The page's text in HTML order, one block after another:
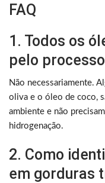
FAQ
1. Todos os
pelo
Não necessariamente.
oliva e o óleo de coco,
ambiente e não
hidrogenação.
2. Como
em gorduras